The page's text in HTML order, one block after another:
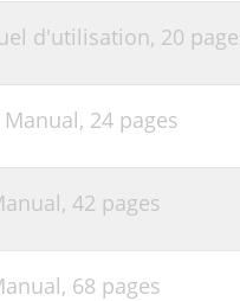
d'utilisation, 20
24 pages
42 pages
68 pages